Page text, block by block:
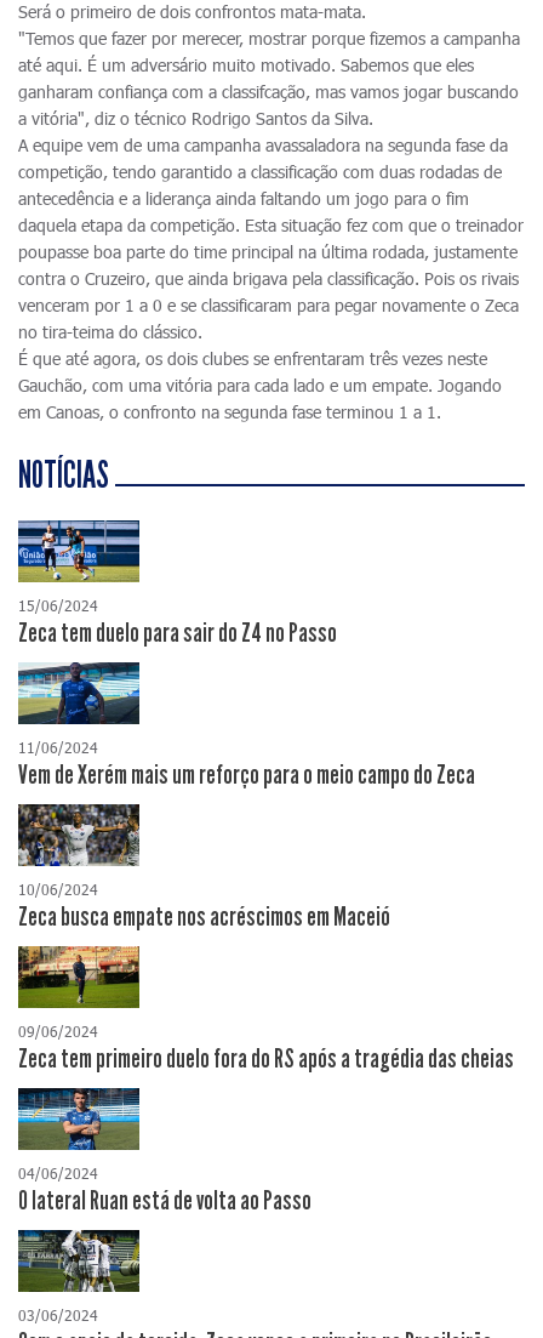
Será o primeiro de dois confrontos mata-mata.
"Temos que fazer por merecer, mostrar porque fizemos a campanha
até aqui. É um adversário muito motivado. Sabemos que eles
ganharam confiança com a classifcação, mas vamos jogar buscando
a vitória", diz o técnico Rodrigo Santos da Silva.
A equipe vem de uma campanha avassaladora na segunda fase da
competição, tendo garantido a classificação com duas rodadas de
antecedência e a liderança ainda faltando um jogo para o fim
daquela etapa da competição. Esta situação fez com que o treinador
poupasse boa parte do time principal na última rodada, justamente
contra o Cruzeiro, que ainda brigava pela classificação. Pois os rivais
venceram por 1 a 0 e se classificaram para pegar novamente o Zeca
no tira-teima do clássico.
É que até agora, os dois clubes se enfrentaram três vezes neste
Gauchão, com uma vitória para cada lado e um empate. Jogando
em Canoas, o confronto na segunda fase terminou 1 a 1.
NOTÍCIAS
15/06/2024
Zeca tem duelo para sair do Z4 no Passo
11/06/2024
Vem de Xerém mais um reforço para o meio campo do Zeca
10/06/2024
Zeca busca empate nos acréscimos em Maceió
09/06/2024
Zeca tem primeiro duelo fora do RS após a tragédia das cheias
04/06/2024
O lateral Ruan está de volta ao Passo
03/06/2024